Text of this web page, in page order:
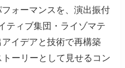
ォーマンスを、演出振付
ティブ集団・ライゾマテ
イデアと技術で再構築
ーリーとして見せるコン